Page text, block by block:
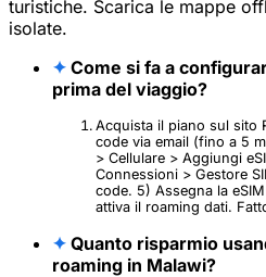
turistiche. Scarica le mappe
isolate.
✦ Come si fa a
prima del viaggio?
Acquista il piano sul sito
code via email (fino a 5
> Cellulare > Aggiungi
Connessioni > Gestore
code. 5) Assegna la
attiva il roaming dati.
✦ Quanto risparmio
roaming in Malawi?